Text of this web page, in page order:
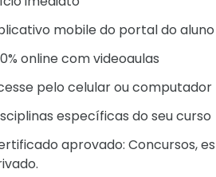
mobile do portal do aluno
online com videoaulas
pelo celular ou computador
específicas do seu curso
aprovado: Concursos,